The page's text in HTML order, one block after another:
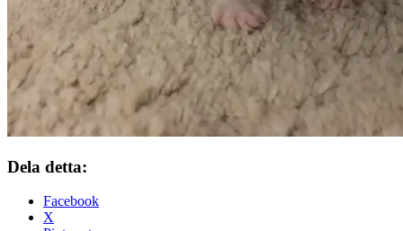
Dela detta:
Facebook
X